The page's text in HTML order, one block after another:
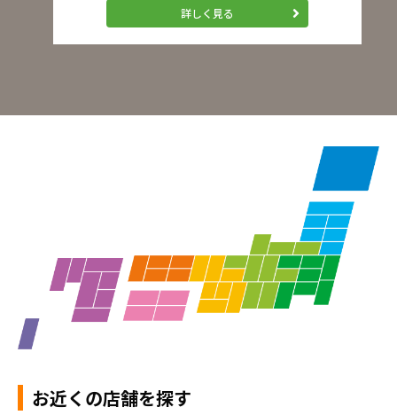
詳しく見る
お近くの店舗を探す